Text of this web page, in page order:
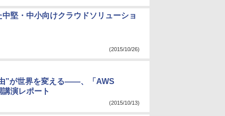
堅・中小向けクラウドソリューショ
(2015/10/26)
”が世界を変える――、「AWS
演レポート
(2015/10/13)